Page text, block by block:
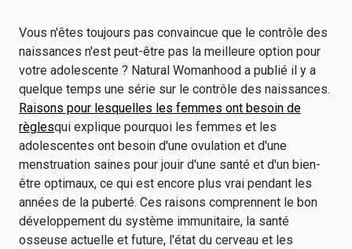
Vous n'êtes toujours pas convaincue que le contrôle des
naissances n'est peut-être pas la meilleure option pour
votre adolescente ? Natural Womanhood a publié il y a
quelque temps une série sur le contrôle des naissances.
Raisons pour lesquelles les femmes ont besoin de
règlesqui explique pourquoi les femmes et les
adolescentes ont besoin d'une ovulation et d'une
menstruation saines pour jouir d'une santé et d'un bien-
être optimaux, ce qui est encore plus vrai pendant les
années de la puberté. Ces raisons comprennent le bon
développement du système immunitaire, la santé
osseuse actuelle et future, l'état du cerveau et les